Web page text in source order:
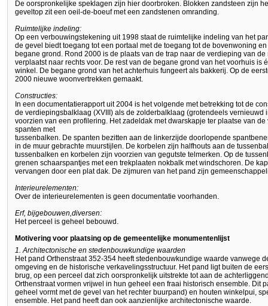
De oorspronkelijke speklagen zijn hier doorbroken. Blokken zandsteen zijn
geveltop zit een oeil-de-boeuf met een zandstenen omranding.
Ruimtelijke indeling:
Op een verbouwingstekening uit 1998 staat de ruimtelijke indeling van het
de gevel biedt toegang tot een portaal met de toegang tot de bovenwoning
begane grond. Rond 2000 is de plaats van de trap naar de verdieping van
verplaatst naar rechts voor. De rest van de begane grond van het voorhuis is
winkel. De begane grond van het achterhuis fungeert als bakkerij. Op de
2000 nieuwe woonvertrekken gemaakt.
Constructies:
In een documentatierapport uit 2004 is het volgende met betrekking tot de
de verdiepingsbalklaag (XVIII) als de zolderbalklaag (grotendeels
voorzien van een profilering. Het zadeldak met dwarskapje ter plaatse van
spanten met
tussenbalken. De spanten bezitten aan de linkerzijde doorlopende
in de muur gebrachte muurstijlen. De korbelen zijn halfhouts aan de
tussenbalken en korbelen zijn voorzien van gegutste telmerken. Op de
grenen schaarspantjes met een trekplaaten nokbalk met windschoren. De
vervangen door een plat dak. De zijmuren van het pand zijn
Interieurelementen:
Over de interieurelementen is geen documentatie voorhanden.
Erf, bijgebouwen,diversen:
Het perceel is geheel bebouwd.
Motivering voor plaatsing op de gemeentelijke monumentenlijst
1. Architectonische en stedenbouwkundige waarden
Het pand Orthenstraat 352-354 heeft stedenbouwkundige waarde vanwege
omgeving en de historische verkavelingsstructuur. Het pand ligt buiten de
brug, op een perceel dat zich oorspronkelijk uitstrekte tot aan de
Orthenstraat vormen vrijwel in hun geheel een fraai historisch ensemble. Dit
geheel vormt met de gevel van het rechter buurpand) en houten winkelpui,
ensemble. Het pand heeft dan ook aanzienlijke architectonische waarde.